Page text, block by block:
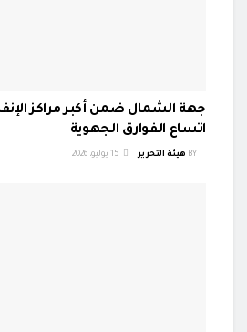
جهة الشمال ضمن أكبر مراكز
اتساع الفوارق الجهوية
BY هيئة التحرير